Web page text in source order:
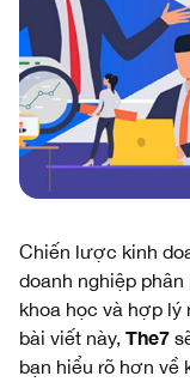
Chiến lược kinh
doanh nghiệp
khoa học và hợp lý
bài viết này, The7
bạn hiểu rõ hơn về